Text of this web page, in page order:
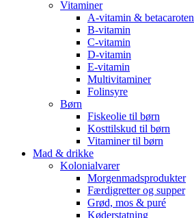
Vitaminer
A-vitamin & betacaroten
B-vitamin
C-vitamin
D-vitamin
E-vitamin
Multivitaminer
Folinsyre
Børn
Fiskeolie til børn
Kosttilskud til børn
Vitaminer til børn
Mad & drikke
Kolonialvarer
Morgenmadsprodukter
Færdigretter og supper
Grød, mos & puré
Køderstatning